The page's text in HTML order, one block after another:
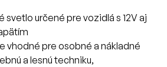
svetlo určené pre vozidlá s 12V aj
vhodné pre osobné a nákladné
a lesnú techniku,